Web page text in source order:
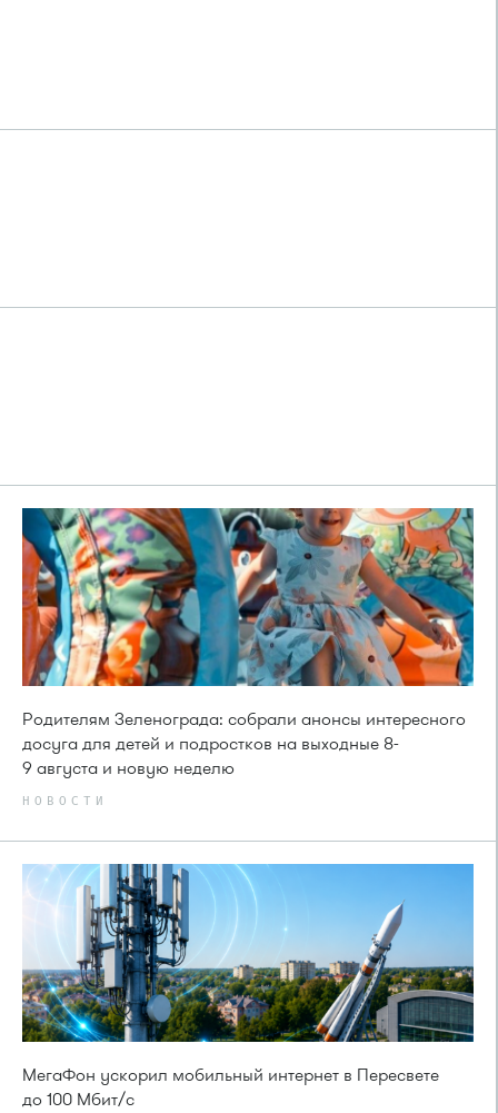
Родителям Зеленограда: собрали анонсы интересного
досуга для детей и подростков на выходные 8-
9 августа и новую неделю
НОВОСТИ
МегаФон ускорил мобильный интернет в Пересвете
до 100 Мбит/с